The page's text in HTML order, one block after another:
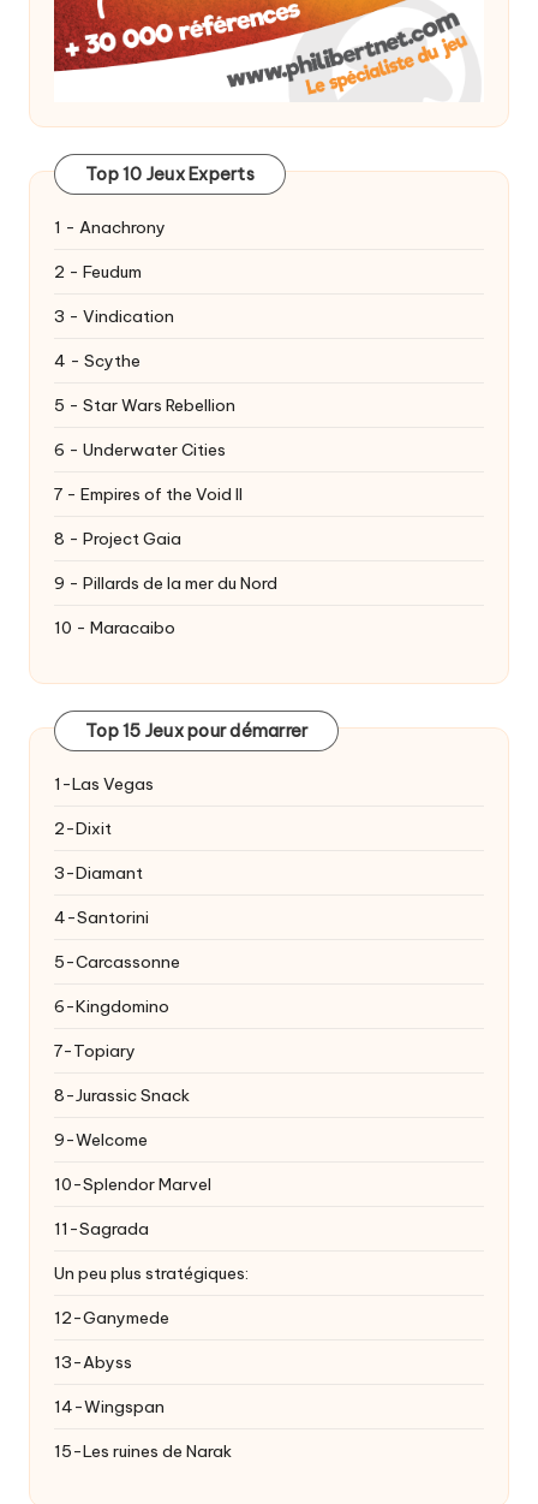
Top 10 Jeux Experts
1 - Anachrony
2 - Feudum
3 - Vindication
4 - Scythe
5 - Star Wars Rebellion
6 - Underwater Cities
7 - Empires of the Void II
8 - Project Gaia
9 - Pillards de la mer du Nord
10 - Maracaibo
Top 15 Jeux pour démarrer
1-Las Vegas
2-Dixit
3-Diamant
4-Santorini
5-Carcassonne
6-Kingdomino
7-Topiary
8-Jurassic Snack
9-Welcome
10-Splendor Marvel
11-Sagrada
Un peu plus stratégiques:
12-Ganymede
13-Abyss
14-Wingspan
15-Les ruines de Narak